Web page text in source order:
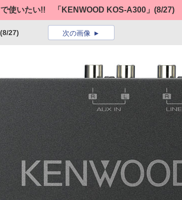
使いたい!! 「KENWOOD KOS-A300」 (8/27)
(8/27) 次の画像